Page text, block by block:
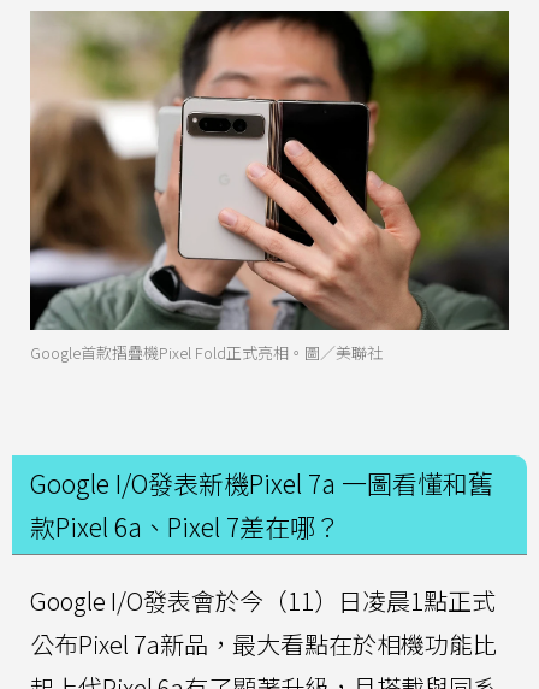
Google首款摺疊機Pixel Fold正式亮相。圖／美聯社
Google I/O發表新機Pixel 7a 一圖看懂和舊
款Pixel 6a、Pixel 7差在哪？
Google I/O發表會於今（11）日凌晨1點正式
公布Pixel 7a新品，最大看點在於相機功能比